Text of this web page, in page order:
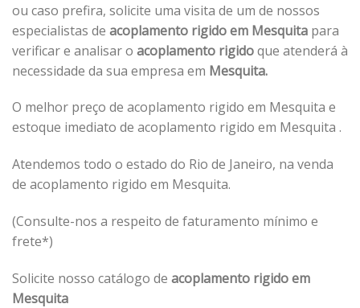
ou caso prefira, solicite uma visita de um de nossos
especialistas de acoplamento rigido em Mesquita para
verificar e analisar o acoplamento rigidoque atenderá à
necessidade da sua empresa em Mesquita.
O melhor preço de acoplamento rigido em Mesquita e
estoque imediato de acoplamento rigido em Mesquita .
Atendemos todo o estado do Rio de Janeiro, na venda
de acoplamento rigido em Mesquita.
(Consulte-nos a respeito de faturamento mínimo e
frete*)
Solicite nosso catálogo de acoplamento rigido em
Mesquita